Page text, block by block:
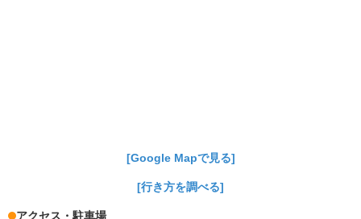
[Google Mapで見る]
[行き方を調べる]
アクセス・駐車場